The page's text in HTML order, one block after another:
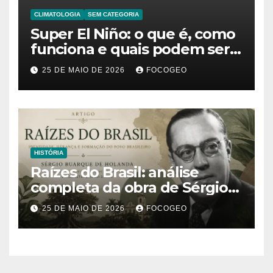
CLIMATOLOGIA SEM CATEGORIA
Super El Niño: o que é, como
funciona e quais podem ser
os impactos desse fenômeno
climático extremo no Brasil e
no mundo
25 DE MAIO DE 2026 FOCOGEO
HISTÓRIA
Raízes do Brasil: análise
completa da obra de Sérgio
Buarque de Holanda e sua
importância para entender a
formação do Brasil
25 DE MAIO DE 2026 FOCOGEO